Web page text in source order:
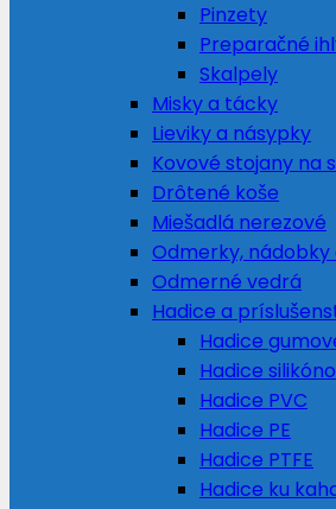
Pinzety
Preparačné
Skalpely
Misky a tácky
Lieviky a násypky
Kovové stojany na
Drôtené koše
Miešadlá nerezové
Odmerky,
Odmerné vedrá
Hadice a
Hadice
Hadice
Hadice PVC
Hadice PE
Hadice PTFE
Hadice ku